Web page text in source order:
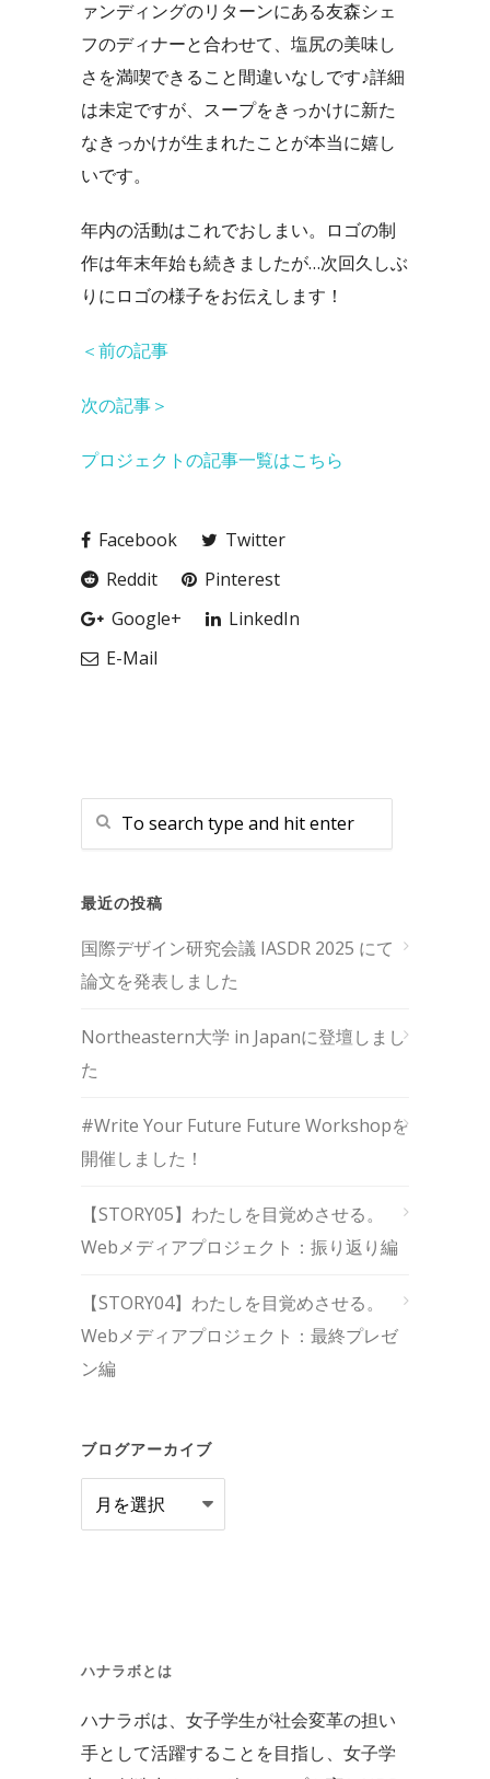
ァンディングのリターンにある友森シェ
フのディナーと合わせて、塩尻の美味し
さを満喫できること間違いなしです♪詳細
は未定ですが、スープをきっかけに新た
なきっかけが生まれたことが本当に嬉し
いです。
年内の活動はこれでおしまい。ロゴの制
作は年末年始も続きましたが…次回久しぶ
りにロゴの様子をお伝えします！
＜前の記事
次の記事＞
プロジェクトの記事一覧はこちら
Facebook
Twitter
Reddit
Pinterest
Google+
LinkedIn
E-Mail
最近の投稿
国際デザイン研究会議 IASDR 2025 にて
論文を発表しました
Northeastern大学 in Japanに登壇しまし
た
#Write Your Future Future Workshopを
開催しました！
【STORY05】わたしを目覚めさせる。
Webメディアプロジェクト：振り返り編
【STORY04】わたしを目覚めさせる。
Webメディアプロジェクト：最終プレゼ
ン編
ブログアーカイブ
ロ
ブ
ハナラボとは
ハナラボは、女子学生が社会変革の担い
手として活躍することを目指し、女子学